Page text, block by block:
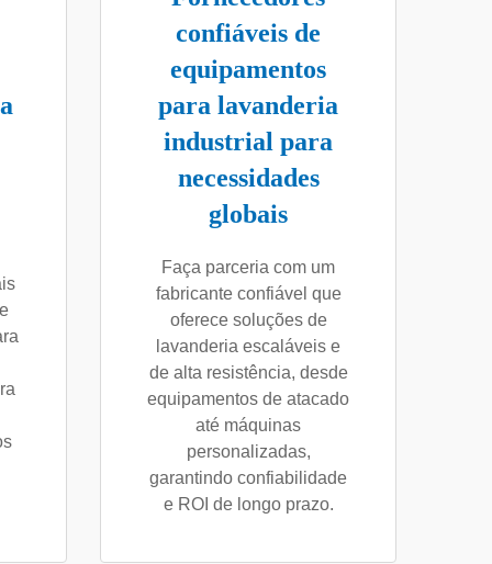
confiáveis de
equipamentos
para lavanderia
industrial para
necessidades
globais
Faça parceria com um
fabricante confiável que
oferece soluções de
lavanderia escaláveis e
de alta resistência, desde
equipamentos de atacado
até máquinas
personalizadas,
garantindo confiabilidade
e ROI de longo prazo.